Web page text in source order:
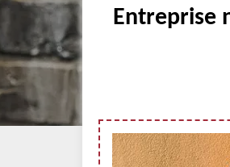
Entreprise